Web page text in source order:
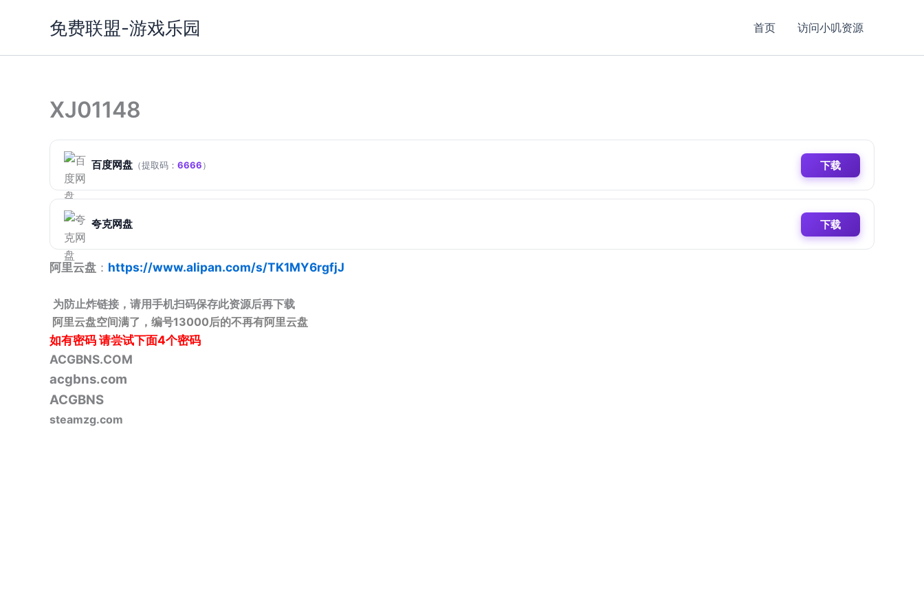
免费联盟-游戏乐园 首页 访问小叽资源
XJ01148
百度网盘 （提取码： 6666） 下载
夸克网盘 下载
阿里云盘 ： https://www.alipan.com/s/TK1MY6rgfjJ
为防止炸链接，请用手机扫码保存此资源后再下载
阿里云盘空间满了，编号13000后的不再有阿里云盘
如有密码请尝试下面4个密码
ACGBNS.COM
acgbns.com
ACGBNS
steamzg.com